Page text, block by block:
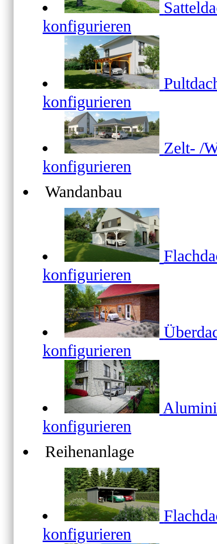
konfigurieren
konfigurieren
Zelt- /
konfigurieren
Wandanbau
konfigurieren
konfigurieren
konfigurieren
Reihenanlage
konfigurieren